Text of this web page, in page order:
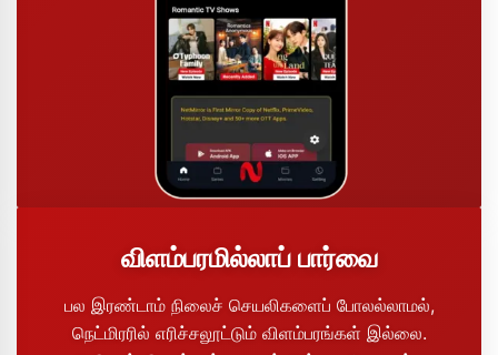
விளம்பரமில்லாப் பார்வை
பல இரண்டாம் நிலைச் செயலிகளைப் போலல்லாமல்,
நெட்மிரரில் எரிச்சலூட்டும் விளம்பரங்கள் இல்லை.